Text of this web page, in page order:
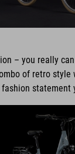
– you really
of retro
statement